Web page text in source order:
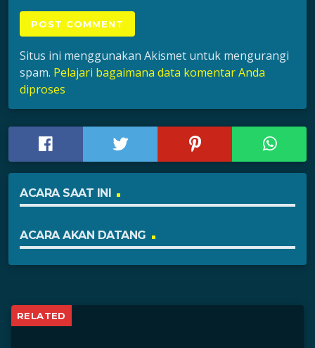
Situs ini menggunakan Akismet untuk mengurangi
spam. Pelajari bagaimana data komentar Anda
diproses
ACARA SAAT INI
ACARA AKAN DATANG
RELATED